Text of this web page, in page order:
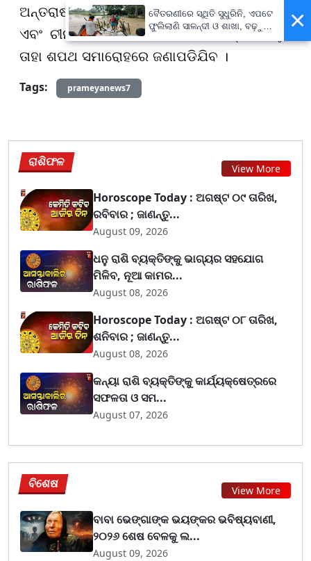
ଅନ୍ତରାଷ୍ଟ୍ରୀୟ ସନ୍ଦେଶ ମଧ୍ୟ । ଖାସ୍ କରି ଭାରତ
ଏବଂ ଚୀନ ସହ କିପରି ବାଂଲାଦେଶର ସମ୍ପର୍କ ରହୁଛି
ତାହା ଶପଥ ସମାରୋହରେ ଜଣାପଡିଯିବ ।
Tags:
prameyanews7
ରାଶିଫଳ View More
Horoscope Today : ଅଗଷ୍ଟ ୦୯ ତାରିଖ,
ରବିବାର ; ଜାଣନ୍ତୁ...
August 09, 2026
ଧନୁ ରାଶି ବ୍ୟକ୍ତିଙ୍କୁ ଭାଗ୍ୟର ସହଯୋଗ
ମିଳିବ, ନୂଆ କାମର...
August 08, 2026
Horoscope Today : ଅଗଷ୍ଟ ୦୮ ତାରିଖ,
ଶନିବାର ; ଜାଣନ୍ତୁ...
August 08, 2026
କନ୍ୟା ରାଶି ବ୍ୟକ୍ତିଙ୍କୁ କାର୍ଯ୍ୟକ୍ଷେତ୍ରରେ
ସଫଳତା ଓ ସମ...
August 07, 2026
ବିଶେଷ View More
ବାବା ଭେଙ୍ଗାଙ୍କ ଭୟଙ୍କର ଭବିଷ୍ୟବାଣୀ,
୨୦୨୬ ଶେଷ ବେଳକୁ ଲ...
August 09, 2026
×
ବୈତରଣୀରେ ସ୍ଥିତି ସୁଧୁରିନି, ଏପଟେ
ଫୁଲିଲାଣି ସାଳନ୍ଦୀ ଓ ଶାଖା, ବଢ଼ୁଛି
ବନ୍ୟା ଭୟ